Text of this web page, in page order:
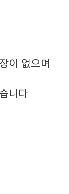
이 없으며
니다